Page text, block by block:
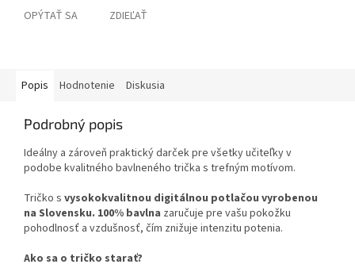
OPÝTAŤ SA ZDIEĽAŤ
Popis Hodnotenie Diskusia
Podrobný popis
Ideálny a zároveň praktický darček pre všetky učiteľky v
podobe kvalitného bavlneného trička s trefným motívom.
Tričko s vysokokvalitnou digitálnou potlačou vyrobenou
na Slovensku. 100% bavlna zaručuje pre vašu pokožku
pohodlnosť a vzdušnosť, čím znižuje intenzitu potenia.
Ako sa o tričko starať?